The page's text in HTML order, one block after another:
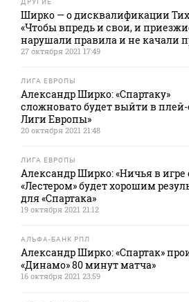
ДРУГИЕ
Ширко — о дисквалификации
«Чтобы впредь и свои, и
нарушали правила и не качали
27 октября 2021 17:49
ЛИГА ЕВРОПЫ
Александр Ширко: «Спартаку»
сложновато будет выйти в
Лиги Европы»
20 октября 2021 21:48
ЛИГА ЕВРОПЫ
Александр Ширко: «Ничья в игре
«Лестером» будет хорошим
для «Спартака»
19 октября 2021 21:12
АЛЬФА-БАНК РПЛ
Александр Ширко: «Спартак»
«Динамо» 80 минут матча»
16 октября 2021 23:59